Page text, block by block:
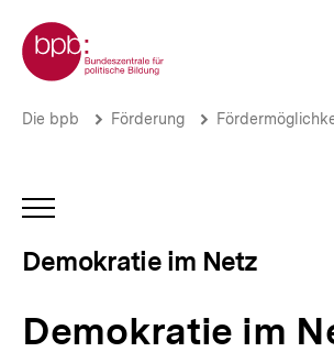
zum
Seiteninhalt
springen
Zur Startseite der bpb
Demokratie
Demokratie
im
Brotkrümelnavigation
Pfadnavigation
Die bpb Förderung
INHALTSNAVIGATION
Demokratie im Netz
Demokratie im